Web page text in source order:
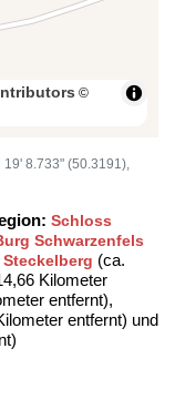
©
19' 8.733" (50.3191),
Schloss
Schwarzenfels
(ca.
Kilometer
entfernt),
entfernt) und